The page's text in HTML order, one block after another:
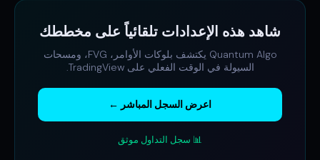
شاهد هذه الإعدادات تلقائياً على مخططك
Quantum Algo يكتشف بلوكات الأوامر، FVG، ومسحات
السيولة في الوقت الفعلي على TradingView.
اعرض السجل المباشر ←
📊 سجل التداول موثق